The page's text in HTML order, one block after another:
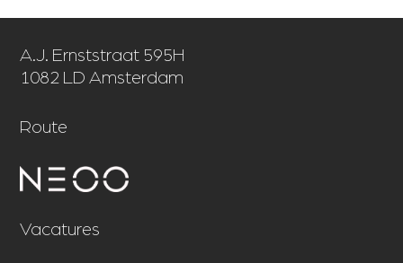
A.J. Ernststraat 595H
1082 LD Amsterdam
Route
Vacatures